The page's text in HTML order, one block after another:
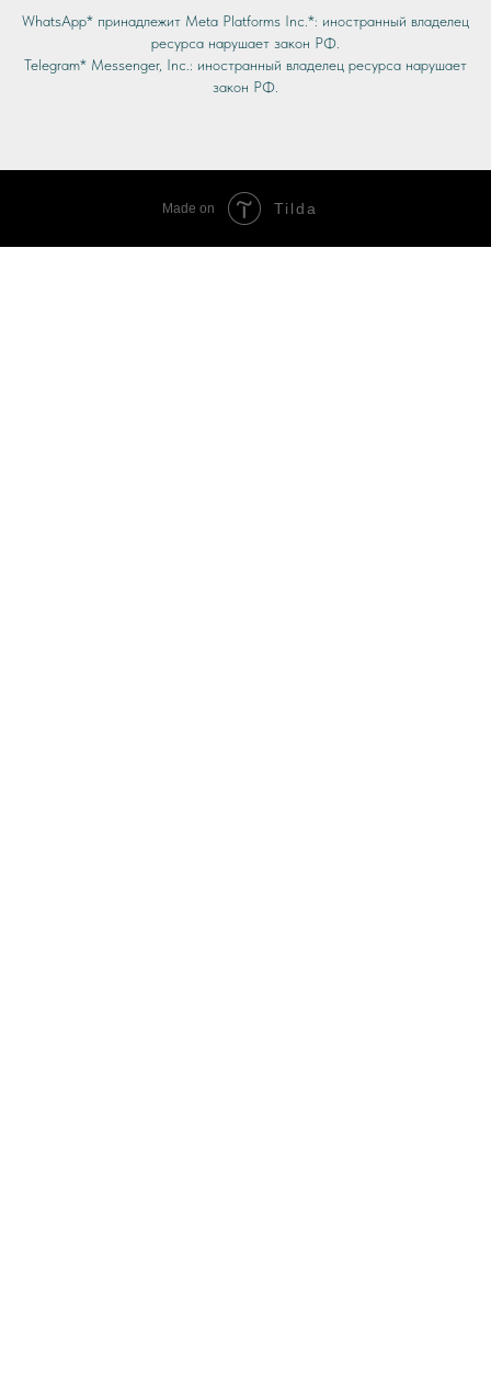
WhatsApp* принадлежит Meta Platforms Inc.*: иностранный владелец
ресурса нарушает закон РФ.
Telegram* Messenger, Inc.: иностранный владелец ресурса нарушает
закон РФ.
Made on Tilda